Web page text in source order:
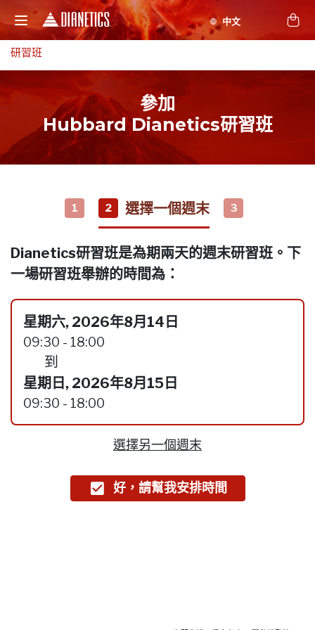
研習班
參加
Hubbard Dianetics研習班
1 2 選擇一個週末 3
Dianetics研習班是為期兩天的週末研習班。下
一場研習班舉辦的時間為：
星期六, 2026年8月14日
09:30 - 18:00
到
星期日, 2026年8月15日
09:30 - 18:00
選擇另一個週末
好，請幫我安排時間